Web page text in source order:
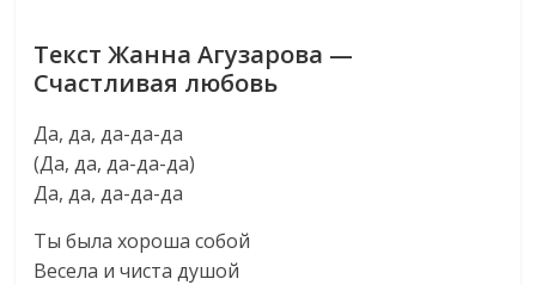
Текст Жанна Агузарова —
Счастливая любовь
Да, да, да-да-да
(Да, да, да-да-да)
Да, да, да-да-да
Ты была хороша собой
Весела и чиста душой